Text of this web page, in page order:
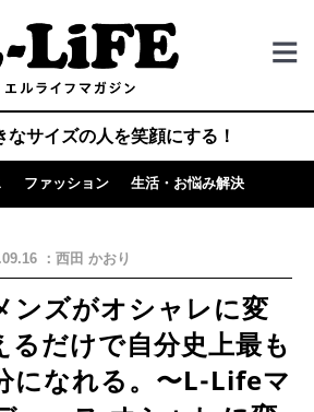
なサイズの人を笑顔にする！
ファッション 生活・お悩み解決
：西田 かおり
ンズがオシャレに変
るだけで自分史上最も
になれる。〜L-Lifeマ